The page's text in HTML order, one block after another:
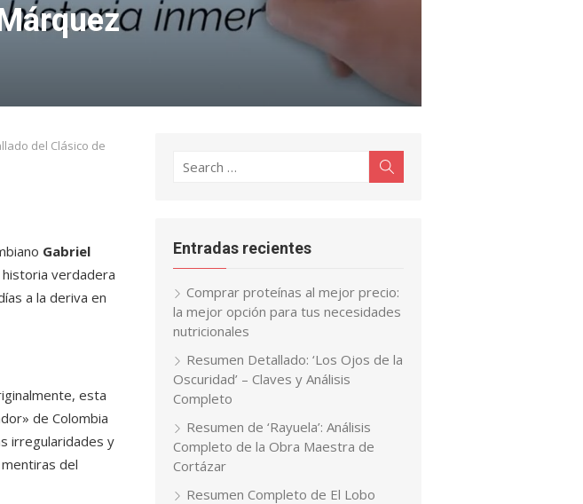
del Clásico de
Gabriel
verdadera
a la deriva en
esta
de Colombia
irregularidades y
del
Search
Entradas recientes
Comprar proteínas al mejor precio:
la mejor opción para tus necesidades
nutricionales
Resumen Detallado: ‘Los Ojos de la
Oscuridad’ – Claves y Análisis
Completo
Resumen de ‘Rayuela’: Análisis
Completo de la Obra Maestra de
Cortázar
Resumen Completo de El Lobo